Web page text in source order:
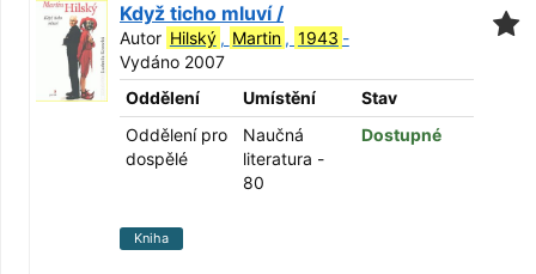
Když ticho mluví /
Autor Hilský , Martin , 1943 -
Vydáno 2007
Oddělení
Umístění
Stav
Oddělení pro
dospělé
Naučná
literatura -
80
Dostupné
Kniha